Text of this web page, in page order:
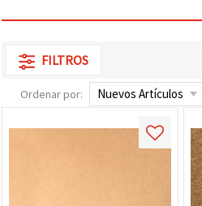
FILTROS
Ordenar por: